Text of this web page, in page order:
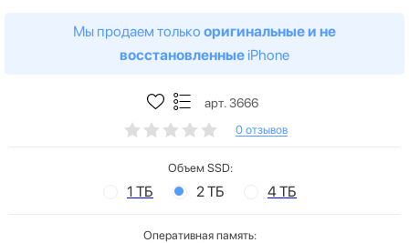
Мы продаем только оригинальные и не
восстановленные iPhone
арт. 3666
0 отзывов
Объем SSD:
1 ТБ 2 ТБ 4 ТБ
Оперативная память: